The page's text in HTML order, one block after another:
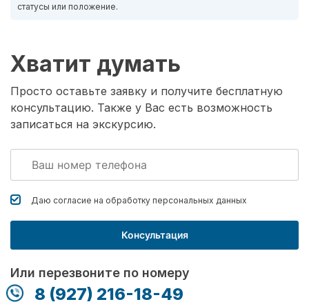
статусы или положение.
Хватит думать
Просто оставьте заявку и получите бесплатную
консультацию. Также у Вас есть возможность
записаться на экскурсию.
Даю согласие на обработку персональных данных
Консультация
Или перезвоните по номеру
8 (927) 216-18-49